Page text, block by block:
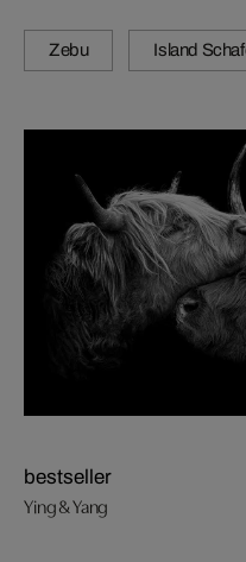
Zebu Island
bestseller
Ying & Yang